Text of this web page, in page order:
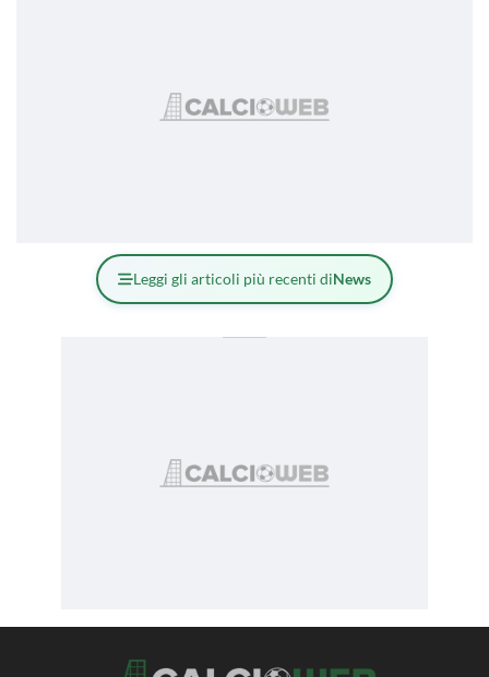
Leggi gli articoli più recenti diNews